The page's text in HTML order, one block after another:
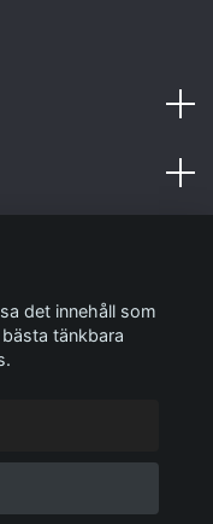
av komradio!
det innehåll som
tänkbara